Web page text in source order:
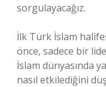
sorgulayacağız.
İlk Türk İslam
önce, sadece bir
İslam dünyasında
nasıl etkilediğini